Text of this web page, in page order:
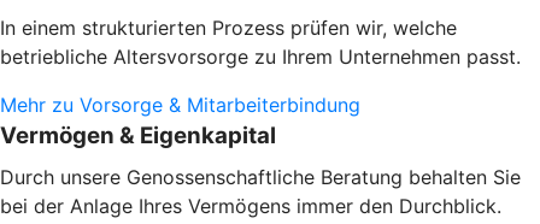
In einem strukturierten Prozess prüfen wir, welche
betriebliche Altersvorsorge zu Ihrem Unternehmen passt.
Mehr zu Vorsorge & Mitarbeiterbindung
Vermögen & Eigenkapital
Durch unsere Genossenschaftliche Beratung behalten Sie
bei der Anlage Ihres Vermögens immer den Durchblick.